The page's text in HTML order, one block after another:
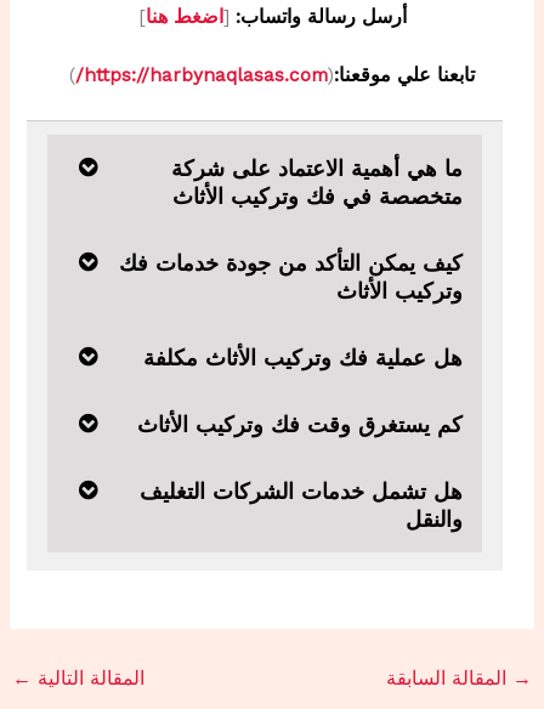
أرسل رسالة واتساب: [ اضغط هنا]
تابعنا علي موقعنا:(
https://harbynaqlasas.com/
)
ما هي أهمية الاعتماد على شركة
متخصصة في فك وتركيب الأثاث
كيف يمكن التأكد من جودة خدمات فك
وتركيب الأثاث
هل عملية فك وتركيب الأثاث مكلفة
كم يستغرق وقت فك وتركيب الأثاث
هل تشمل خدمات الشركات التغليف
والنقل
→ المقالة السابقة المقالة التالية ←